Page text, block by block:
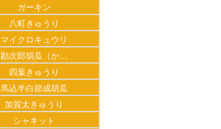
ガーキン
八町きゅうり
マイクロキュウリ
勘次郎胡瓜（か…
四葉きゅうり
馬込半白節成胡瓜
加賀太きゅうり
シャキット